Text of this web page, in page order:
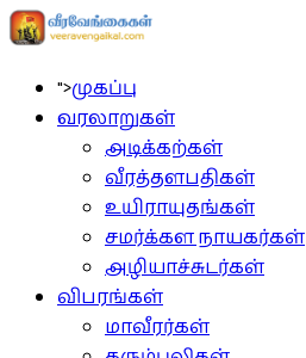
">முகப்பு
வரலாறுகள்
அடிக்கற்கள்
வீரத்தளபதிகள்
உயிராயுதங்கள்
சமர்க்கள நாயகர்கள்
அழியாச்சுடர்கள்
விபரங்கள்
மாவீரர்கள்